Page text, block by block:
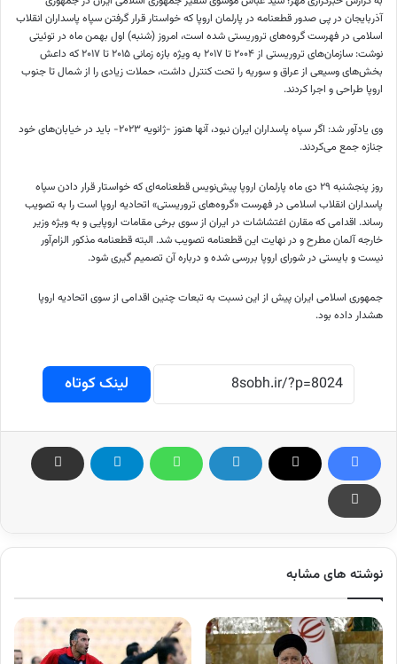
آذربایجان در پی صدور قطعنامه در پارلمان اروپا که خواستار قرار گرفتن سپاه پاسداران انقلاب
اسلامی در فهرست گروه‌های تروریستی شده است، امروز (شنبه) اول بهمن ماه در توئیتی
نوشت: سازمان‌های تروریستی از ۲۰۰۴ تا ۲۰۱۷ به ویژه بازه زمانی ۲۰۱۵ تا ۲۰۱۷ که داعش
بخش‌های وسیعی از عراق و سوریه را تحت کنترل داشت، حملات زیادی را از شمال تا جنوب
اروپا طراحی و اجرا کردند.
وی یادآور شد: اگر ⁧سپاه پاسداران⁩ ایران نبود، آنها هنوز -ژانویه ۲۰۲۳- باید در خیابان‌های خود
جنازه جمع می‌کردند.
روز پنجشنبه ۲۹ دی ماه پارلمان اروپا پیش‌نویس قطعنامه‌ای که خواستار قرار دادن سپاه
پاسداران انقلاب اسلامی در فهرست «گروه‌های تروریستی» اتحادیه اروپا است را به تصویب
رساند. اقدامی که مقارن اغتشاشات در ایران از سوی برخی مقامات اروپایی و به ویژه وزیر
خارجه آلمان مطرح و در نهایت این قطعنامه تصویب شد. البته قطعنامه مذکور الزام‌آور
نیست و بایستی در شورای اروپا بررسی شده و درباره آن تصمیم گیری شود.
جمهوری اسلامی ایران پیش از این نسبت به تبعات چنین اقدامی از سوی اتحادیه اروپا
هشدار داده بود.
لینک کوتاه
نوشته های مشابه